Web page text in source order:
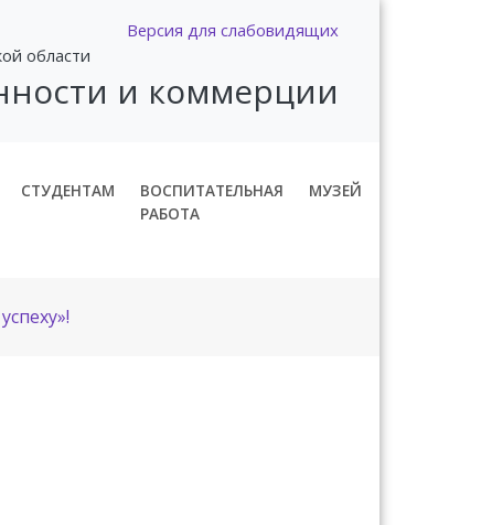
Версия для слабовидящих
области
и коммерции
СТУДЕНТАМ
ВОСПИТАТЕЛЬНАЯ
РАБОТА
МУЗЕЙ